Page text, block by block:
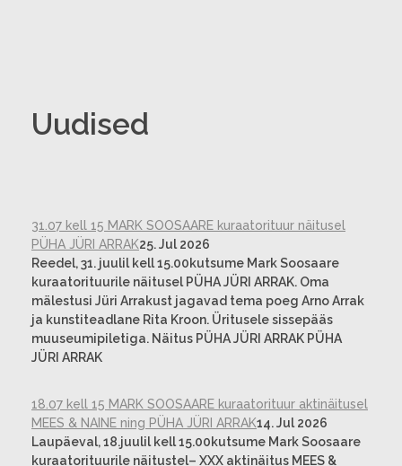
Uudised
31.07 kell 15 MARK SOOSAARE kuraatorituur näitusel
PÜHA JÜRI ARRAK25. Jul 2026
Reedel, 31. juulil kell 15.00kutsume Mark Soosaare
kuraatorituurile näitusel PÜHA JÜRI ARRAK. Oma
mälestusi Jüri Arrakust jagavad tema poeg Arno Arrak
ja kunstiteadlane Rita Kroon. Üritusele sissepääs
muuseumipiletiga. Näitus PÜHA JÜRI ARRAK PÜHA
JÜRI ARRAK
18.07 kell 15 MARK SOOSAARE kuraatorituur aktinäitusel
MEES & NAINE ning PÜHA JÜRI ARRAK14. Jul 2026
Laupäeval, 18.juulil kell 15.00kutsume Mark Soosaare
kuraatorituurile näitustel– XXX aktinäitus MEES &